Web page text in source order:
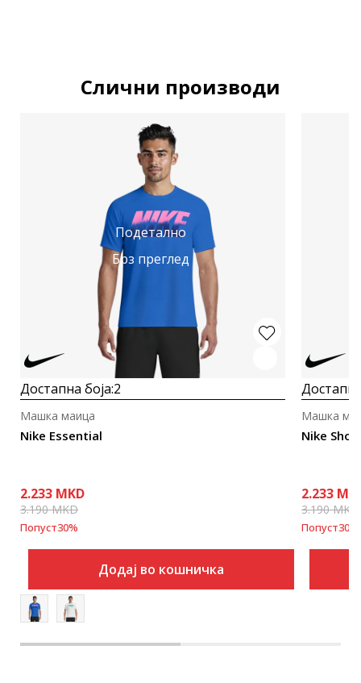
Слични производи
Подетално
Брз преглед
Достапна боја:2
Nike Essential
Машка маица
2.233 MKD
3.190MKD
Попуст30%
Додај во кошничка
Nike
Машка
2.233
3.190MKD
Попуст30